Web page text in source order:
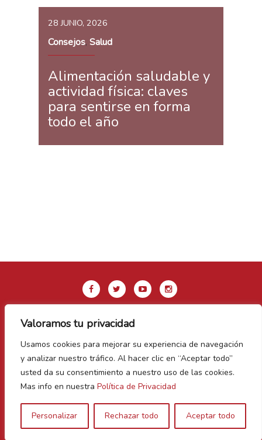
Valoramos tu privacidad
Usamos cookies para mejorar su experiencia de navegación
y analizar nuestro tráfico. Al hacer clic en “Aceptar todo”
usted da su consentimiento a nuestro uso de las cookies.
Mas info en nuestra Política de Privacidad
Personalizar Rechazar todo Aceptar todo
28 JUNIO, 2026
Consejos, Salud
Alimentación saludable y
actividad física: claves
para sentirse en forma
todo el año
Aviso legal y Política de privacidad
Política de Cookies
Contacto
Canal de Denuncias